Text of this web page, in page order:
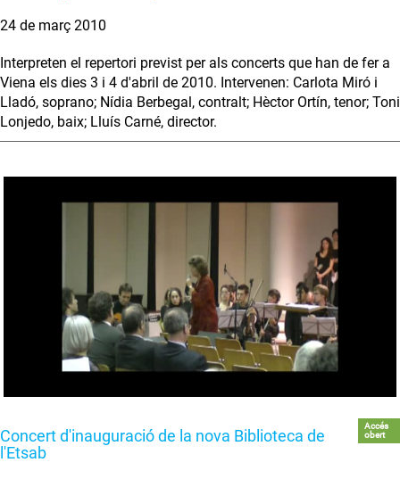
24 de març 2010
Interpreten el repertori previst per als concerts que han de fer a
Viena els dies 3 i 4 d'abril de 2010. Intervenen: Carlota Miró i
Lladó, soprano; Nídia Berbegal, contralt; Hèctor Ortín, tenor; Toni
Lonjedo, baix; Lluís Carné, director.
Concert d'inauguració de la nova Biblioteca de
l'Etsab
Accés
obert